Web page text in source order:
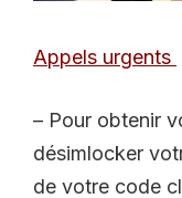
Appels urgents
– Pour obtenir
désimlocker
de votre code